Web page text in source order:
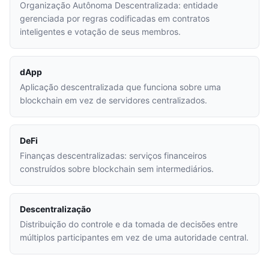
Organização Autônoma Descentralizada: entidade
gerenciada por regras codificadas em contratos
inteligentes e votação de seus membros.
dApp
Aplicação descentralizada que funciona sobre uma
blockchain em vez de servidores centralizados.
DeFi
Finanças descentralizadas: serviços financeiros
construídos sobre blockchain sem intermediários.
Descentralização
Distribuição do controle e da tomada de decisões entre
múltiplos participantes em vez de uma autoridade central.